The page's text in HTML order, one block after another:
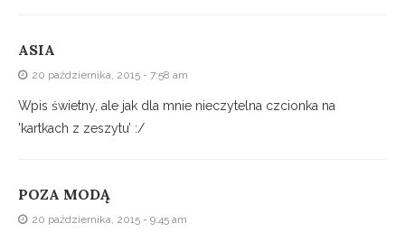
ASIA
20 października, 2015 - 7:58 am
Wpis świetny, ale jak dla mnie nieczytelna czcionka na
'kartkach z zeszytu’ :/
POZA MODĄ
20 października, 2015 - 9:45 am